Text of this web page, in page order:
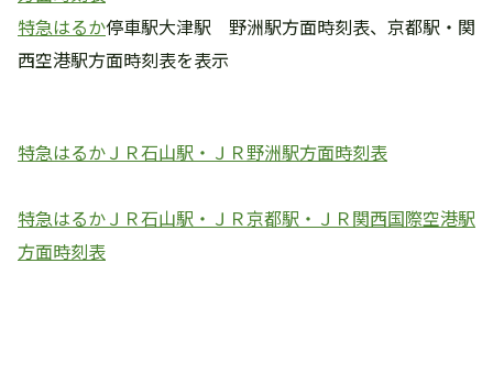
特急はるか停車駅大津駅 野洲駅方面時刻表、京都駅・関
西空港駅方面時刻表を表示
特急はるかＪＲ石山駅・ＪＲ野洲駅方面時刻表
特急はるかＪＲ石山駅・ＪＲ京都駅・ＪＲ関西国際空港駅
方面時刻表